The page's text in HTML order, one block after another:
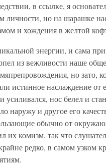
в ссылке, я
личности, но на шарашке
и хождения в желтой
энергии, и сама
из вежливости наше
но зато,
истинное наслаждение от
усиливался, нос белел и
наружу и другое его
обычно от
их комизм, так что
редко, в самом узком